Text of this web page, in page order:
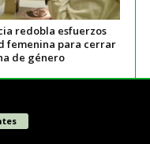
redobla esfuerzos
femenina para cerrar
de género